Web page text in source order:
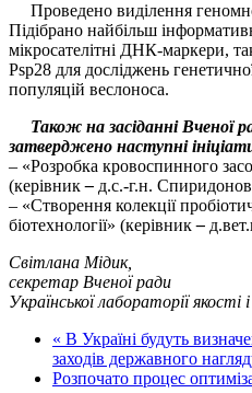
Проведено виділення
Підібрано найбільш
мікросателітні ДНК-маркери,
Psp28 для досліджень
популяцій веслоноса.
Також на засіданні
затверджено наступні
– «Розробка кровоспинного
(керівник– д.с.-г.н.
– «Створення колекції
біотехнології» (керівник–
Світлана Мідик,
секретар Вченої ради
Української лабораторії якості
« В Україні будуть
заходів державного
Розпочато процес